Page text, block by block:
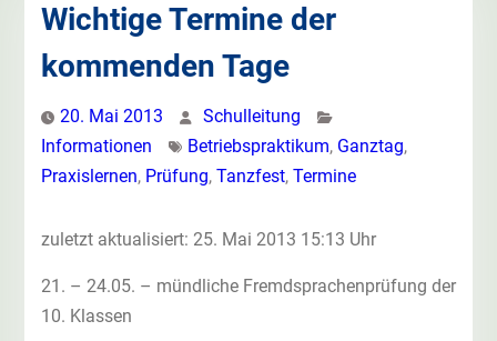
Wichtige Termine der
kommenden Tage
20. Mai 2013
Schulleitung
Informationen
Betriebspraktikum, Ganztag,
Praxislernen, Prüfung, Tanzfest, Termine
zuletzt aktualisiert: 25. Mai 2013 15:13 Uhr
21. – 24.05. – mündliche Fremdsprachenprüfung der
10. Klassen